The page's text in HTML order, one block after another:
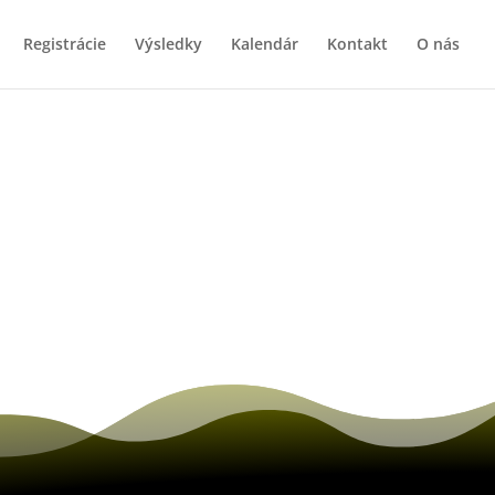
Registrácie Výsledky Kalendár Kontakt O nás